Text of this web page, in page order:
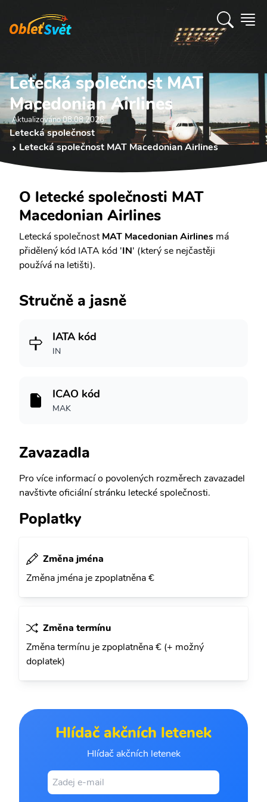
Letecká společnost MAT
Macedonian Airlines
Aktualizováno 08.08 2026
Letecká společnost
Letecká společnost MAT Macedonian Airlines
O letecké společnosti MAT
Macedonian Airlines
Letecká společnostMAT Macedonian Airlines má
přidělený kód IATA kód 'IN' (který se nejčastěji
používá na letišti).
Stručně a jasně
IATA kód
IN
ICAO kód
MAK
Zavazadla
Pro více informací o povolených rozměrech zavazadel
navštivte oficiální stránku letecké společnosti.
Poplatky
Změna jména
Změna jména je zpoplatněna €
Změna termínu
Změna termínu je zpoplatněna € (+ možný
doplatek)
Hlídač akčních letenek
Hlídač akčních letenek